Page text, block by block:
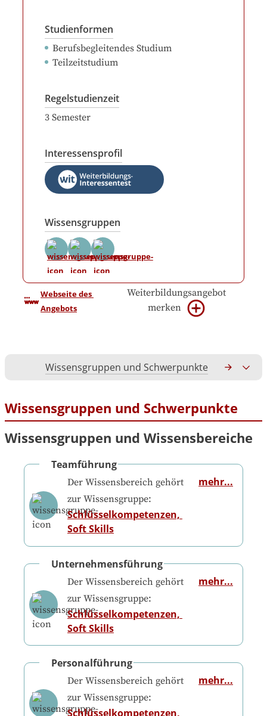
Studienformen
Berufsbegleitendes Studium
Teilzeitstudium
Regelstudienzeit
3 Semester
Interessensprofil
Wissensgruppen
Webseite des
Angebots
Weiterbildungsangebot
merken
Wissensgruppen und Schwerpunkte
Wissensgruppen und Schwerpunkte
Wissensgruppen und Wissensbereiche
Teamführung
Der Wissensbereich gehört
zur Wissensgruppe:
Schlüsselkompetenzen,
Soft Skills
mehr...
Unternehmensführung
Der Wissensbereich gehört
zur Wissensgruppe:
Schlüsselkompetenzen,
Soft Skills
mehr...
Personalführung
Der Wissensbereich gehört
zur Wissensgruppe:
Schlüsselkompetenzen,
mehr...